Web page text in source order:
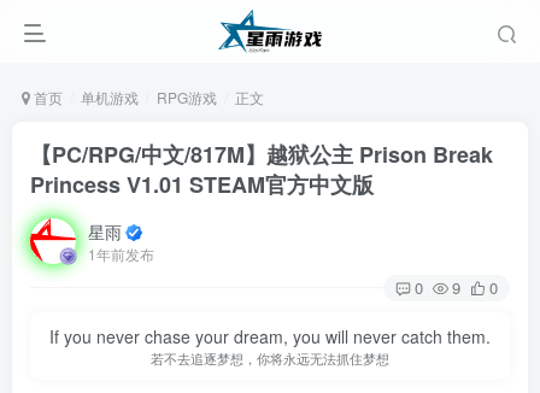
首页 单机游戏 RPG游戏 正文
【PC/RPG/中文/817M】越狱公主 Prison Break
Princess V1.01 STEAM官方中文版
星雨
1年前发布
0 9 0
If you never chase your dream, you will never catch them.
若不去追逐梦想，你将永远无法抓住梦想